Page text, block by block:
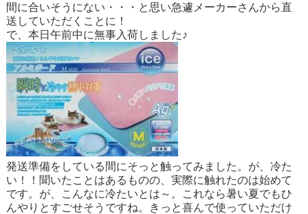
間に合いそうにない・・・と思い急遽メーカーさんから直
送していただくことに！
で、本日午前中に無事入荷しました♪
発送準備をしている間にそっと触ってみました。が、冷た
い！！聞いたことはあるものの、実際に触れたのは始めて
です。が、こんなに冷たいとは～。これなら暑い夏でもひ
んやりとすごせそうですね。きっと喜んで使っていただけ